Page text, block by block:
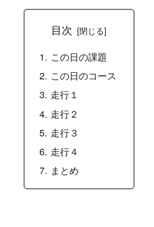
目次
この日の課題
この日のコース
走行１
走行２
走行３
走行４
まとめ